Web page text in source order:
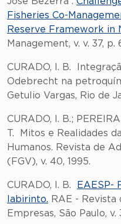
Fisheries Co-
Reserve Framework in
Management, v. v. 37, p.
CURADO, I. B.
Odebrecht na
Getulio Vargas, Rio de
CURADO, I. B.;
T. Mitos e Realidades
Humanos. Revista de
(FGV), v. 40, 1995.
CURADO, I. B.
EAESP-
labirinto. RAE -
Empresas, São Paulo, v.